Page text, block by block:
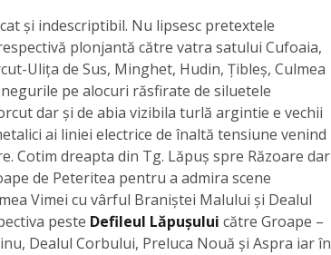
și indescriptibil. Nu lipsesc pretextele
plonjantă către vatra satului Cufoaia,
Ulița de Sus, Minghet, Hudin, Țibleș, Culmea
pe alocuri răsfirate de siluetele
dar și de abia vizibila turlă argintie e vechii
ai liniei electrice de înaltă tensiune venind
Cotim dreapta din Tg. Lăpuș spre Răzoare dar
de Peteritea pentru a admira scene
Vimei cu vârful Braniștei Malului și Dealul
peste Defileul Lăpușului către Groape –
Dealul Corbului, Preluca Nouă și Aspra iar în